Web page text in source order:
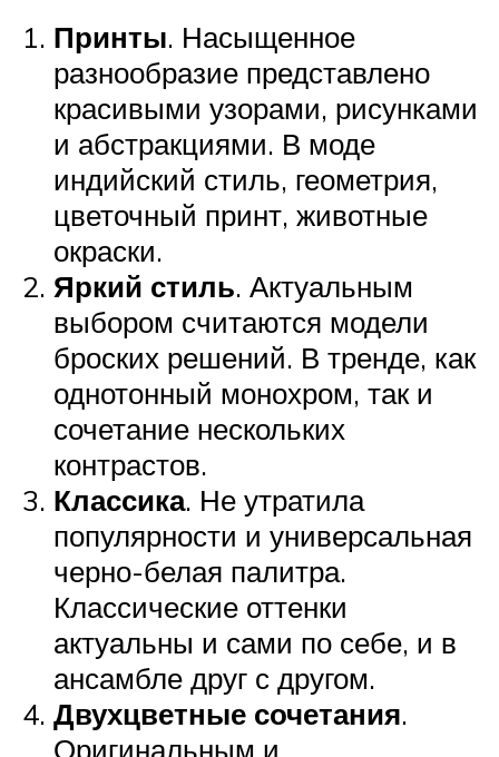
Принты. Насыщенное
разнообразие представлено
красивыми узорами, рисунками
и абстракциями. В моде
индийский стиль, геометрия,
цветочный принт, животные
окраски.
Яркий стиль. Актуальным
выбором считаются модели
броских решений. В тренде, как
однотонный монохром, так и
сочетание нескольких
контрастов.
Классика. Не утратила
популярности и универсальная
черно-белая палитра.
Классические оттенки
актуальны и сами по себе, и в
ансамбле друг с другом.
Двухцветные сочетания.
Оригинальным и